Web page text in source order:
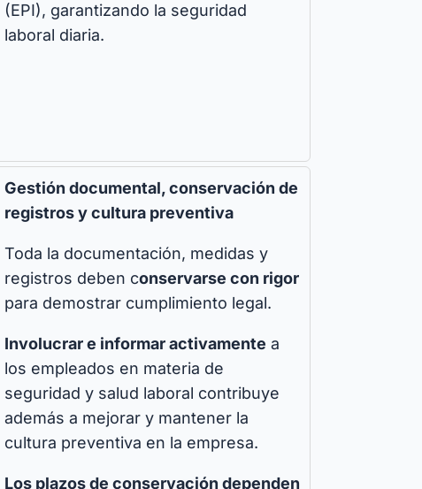
(EPI), garantizando la seguridad
laboral diaria.
Gestión documental, conservación de
registros y cultura preventiva
Toda la documentación, medidas y
registros deben conservarse con rigor
para demostrar cumplimiento legal.
Involucrar e informar activamente a
los empleados en materia de
seguridad y salud laboral contribuye
además a mejorar y mantener la
cultura preventiva en la empresa.
Los plazos de conservación dependen